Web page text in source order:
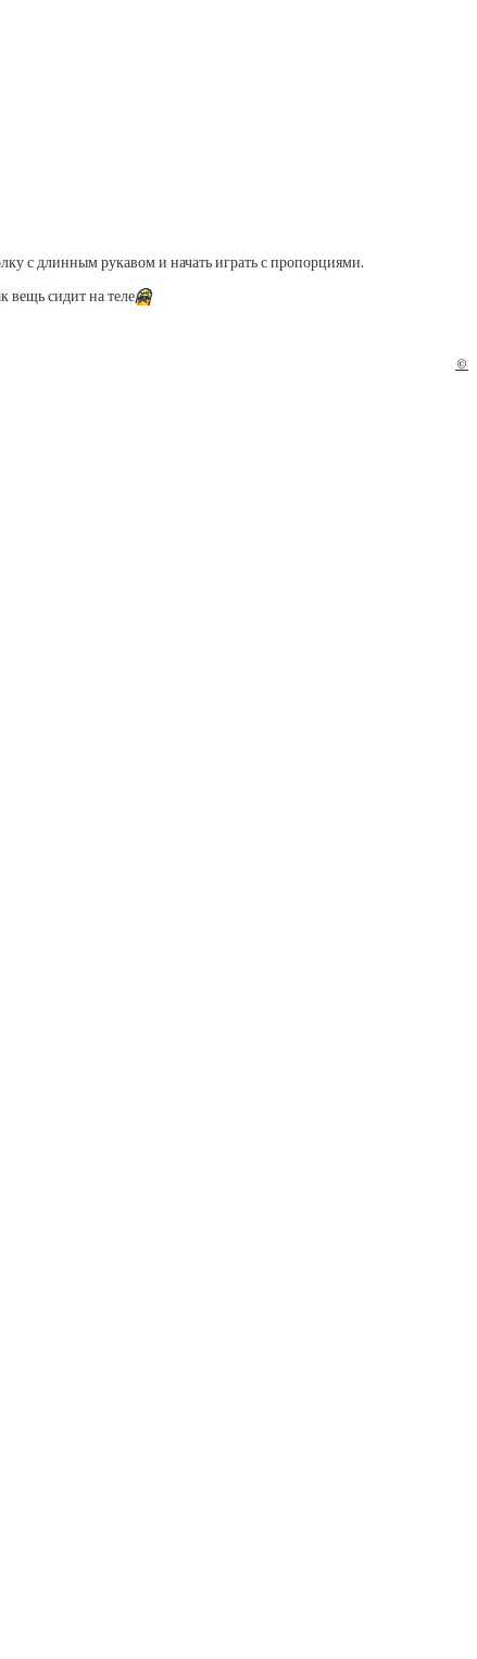
с длинным рукавом и начать играть с пропорциями.
вещь сидит на теле🤗
©